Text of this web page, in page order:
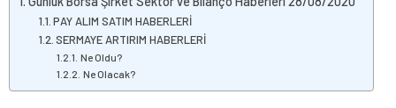
PAY ALIM SATIM HABERLERİ
SERMAYE ARTIRIM HABERLERİ
Ne Oldu?
Ne Olacak?